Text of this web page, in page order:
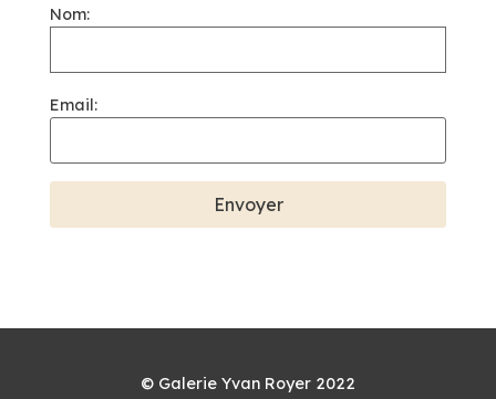
Nom:
Email:
© Galerie Yvan Royer 2022